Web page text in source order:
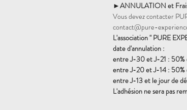
►ANNULATION et
Vous devez contacter
contact@pure-
L'association " PURE
date d'annulation :
entre J-30 et J-21 : 50%
entre J-20 et J-14 : 50%
entre J-13 et le jour de
L'adhésion ne sera pas